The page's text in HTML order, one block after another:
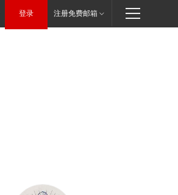
登录 注册免费邮箱